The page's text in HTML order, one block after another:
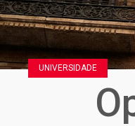
UNIVERSIDADE